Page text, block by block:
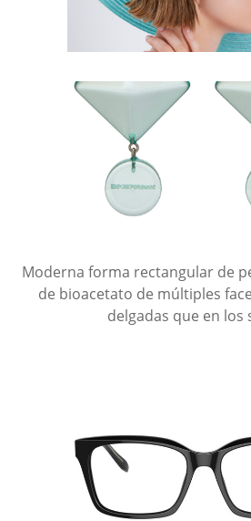
Moderna forma rectangular de
de bioacetato de múltiples
delgadas que en los